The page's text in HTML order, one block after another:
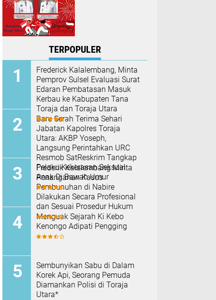
TERPOPULER
Frederick Kalalembang, Minta
Pemprov Sulsel Evaluasi Surat
Edaran Pembatasan Masuk
Kerbau ke Kabupaten Tana
Toraja dan Toraja Utara
Baru Serah Terima Sehari
Jabatan Kapolres Toraja
Utara: AKBP Yoseph,
Langsung Perintahkan URC
Resmob SatReskrim Tangkap
Pelaku Kekerasan Seksual
Anak Di Bawah Umur
Frederik Kalalembang Minta
Penanganan Kasus
Pembunuhan di Nabire
Dilakukan Secara Profesional
dan Sesuai Prosedur Hukum
Menguak Sejarah Ki Kebo
Kenongo Adipati Pengging
Sembunyikan Sabu di Dalam
Korek Api, Seorang Pemuda
Diamankan Polisi di Toraja
Utara*